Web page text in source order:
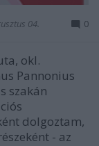
04. 0
okl.
Pannonius
szakán
dolgoztam,
- az